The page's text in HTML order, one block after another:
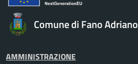
Comune di Fano Adriano
AMMINISTRAZIONE